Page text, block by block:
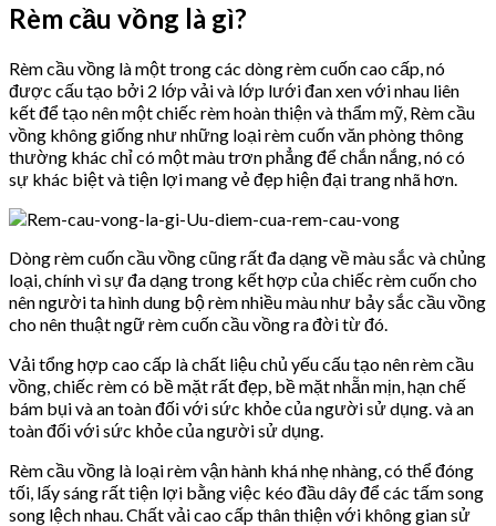
Rèm cầu vồng là gì?
Rèm cầu vồng là một trong các dòng rèm cuốn cao cấp, nó
được cấu tạo bởi 2 lớp vải và lớp lưới đan xen với nhau liên
kết để tạo nên một chiếc rèm hoàn thiện và thẩm mỹ, Rèm cầu
vồng không giống như những loại rèm cuốn văn phòng thông
thường khác chỉ có một màu trơn phẳng để chắn nắng, nó có
sự khác biệt và tiện lợi mang vẻ đẹp hiện đại trang nhã hơn.
Dòng rèm cuốn cầu vồng cũng rất đa dạng về màu sắc và chủng
loại, chính vì sự đa dạng trong kết hợp của chiếc rèm cuốn cho
nên người ta hình dung bộ rèm nhiều màu như bảy sắc cầu vồng
cho nên thuật ngữ rèm cuốn cầu vồng ra đời từ đó.
Vải tổng hợp cao cấp là chất liệu chủ yếu cấu tạo nên rèm cầu
vồng, chiếc rèm có bề mặt rất đẹp, bề mặt nhẵn mịn, hạn chế
bám bụi và an toàn đối với sức khỏe của người sử dụng. và an
toàn đối với sức khỏe của người sử dụng.
Rèm cầu vồng là loại rèm vận hành khá nhẹ nhàng, có thể đóng
tối, lấy sáng rất tiện lợi bằng việc kéo đầu dây để các tấm song
song lệch nhau. Chất vải cao cấp thân thiện với không gian sử